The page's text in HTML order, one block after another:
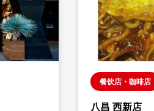
餐饮店・咖啡店
八昌 西新店